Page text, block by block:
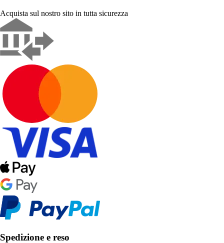
Acquista sul nostro sito in tutta sicurezza
Spedizione e reso